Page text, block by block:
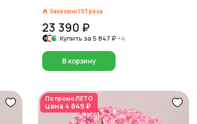
Заказали193раза
23 390 ₽
Купить за 5 847 ₽ ×4
В корзину
По промоЛЕТО
цена 4 849 ₽